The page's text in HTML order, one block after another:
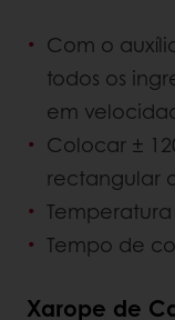
Com o
todos os
em
Colocar ±
rectangular
Tempo de
Xarope de